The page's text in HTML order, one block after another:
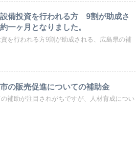
備投資を行われる方 9割が助成さ
一ヶ月となりました。
を行われる方9割が助成される、広島県の補
の販売促進についての補助金
補助が注目されがちですが、人材育成につい